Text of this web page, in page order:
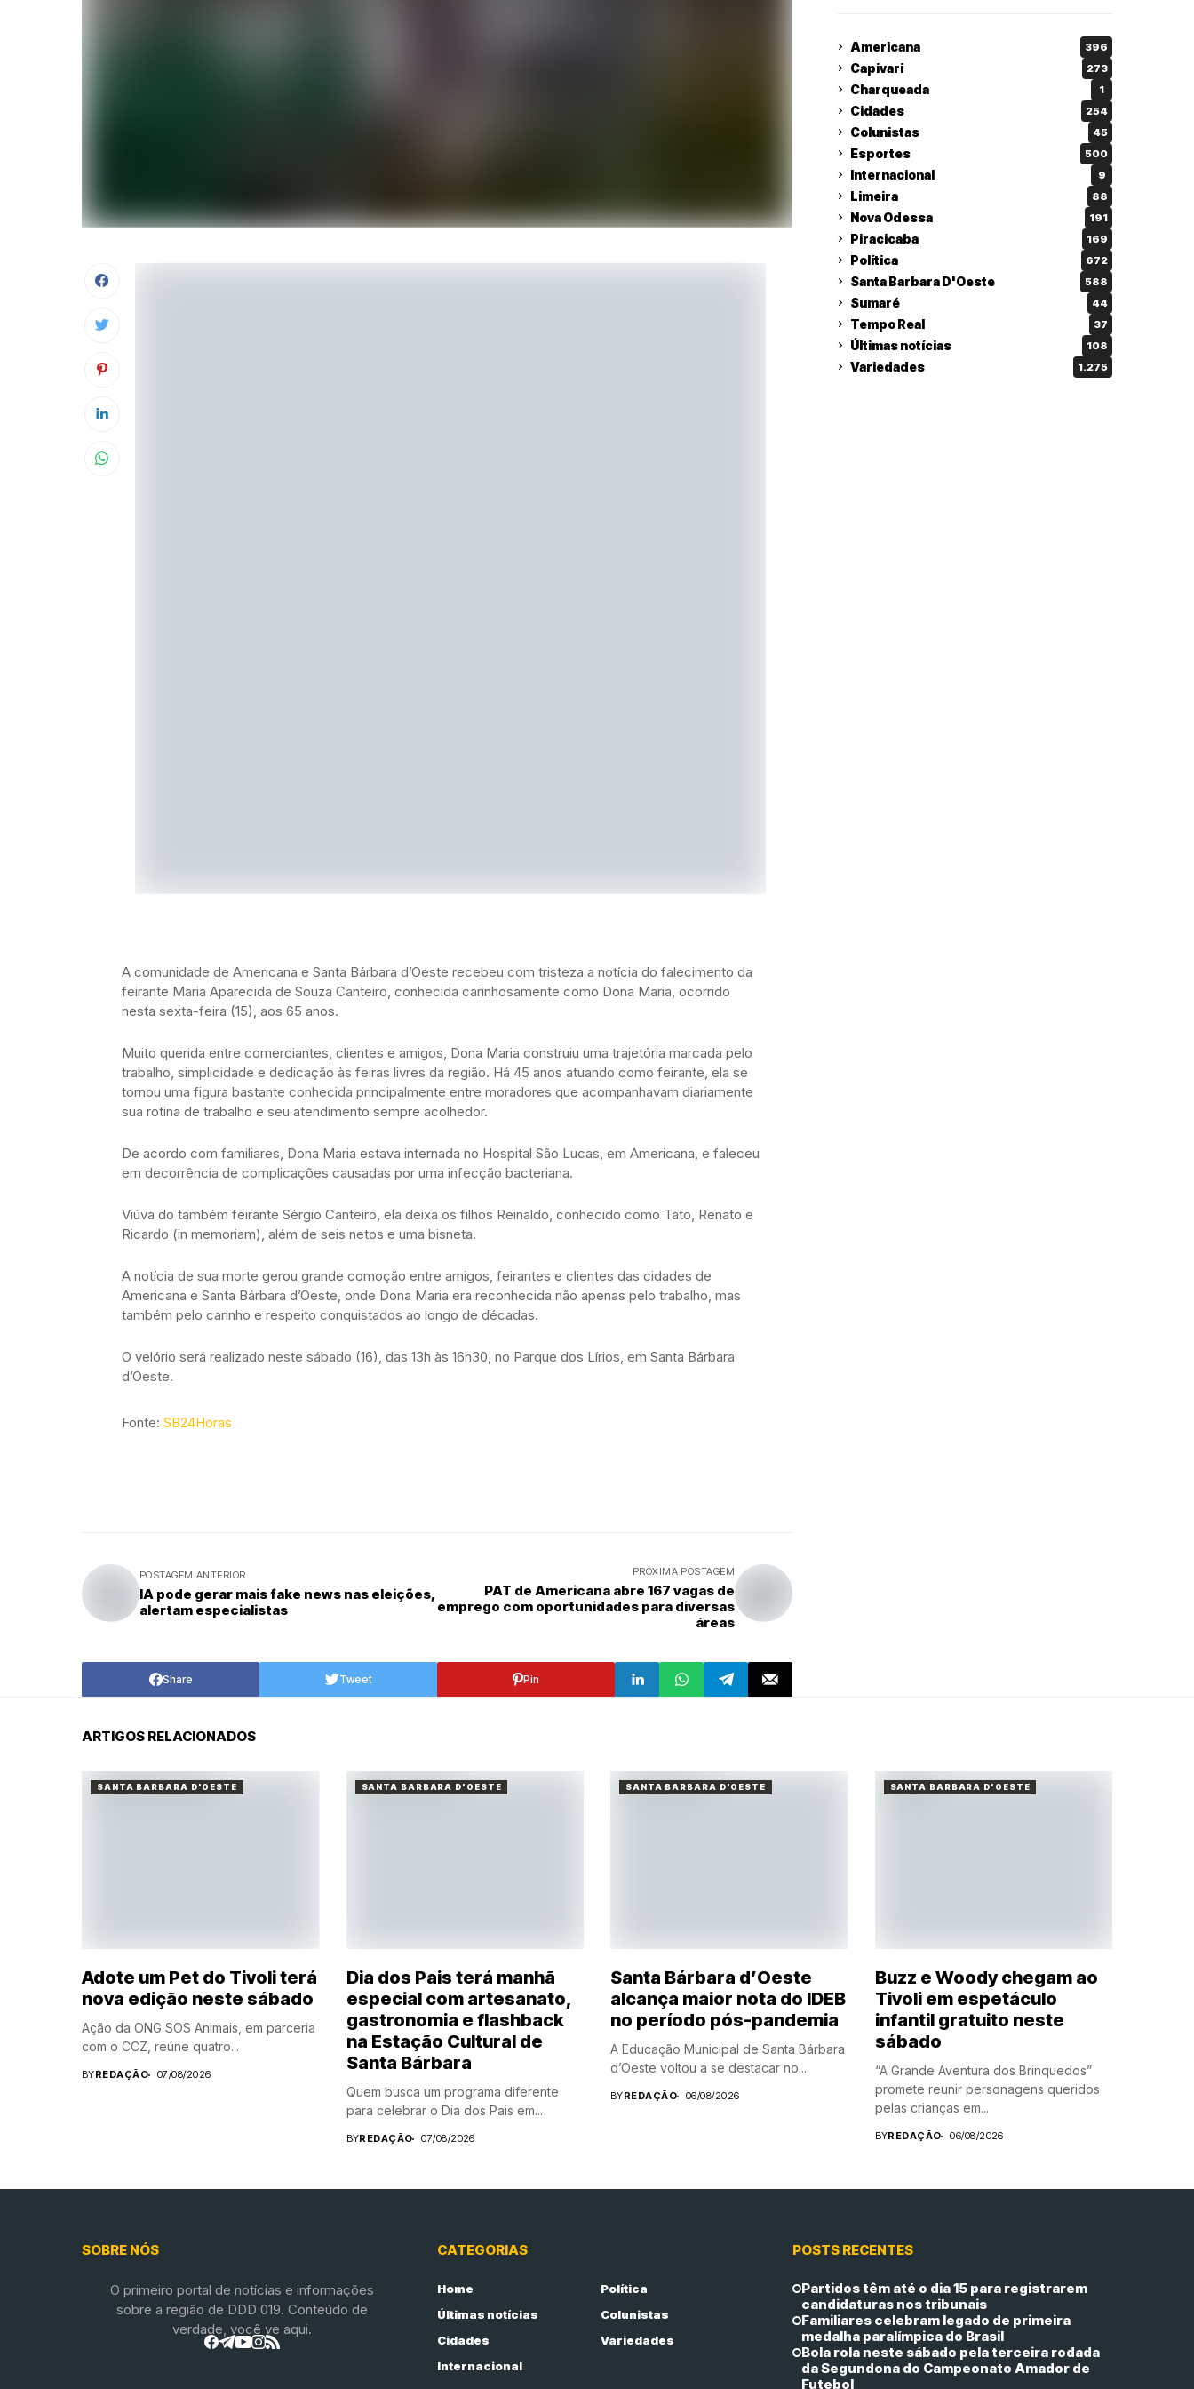
A comunidade de Americana e Santa Bárbara d’Oeste recebeu com tristeza a notícia do falecimento da
feirante Maria Aparecida de Souza Canteiro, conhecida carinhosamente como Dona Maria, ocorrido
nesta sexta-feira (15), aos 65 anos.
Muito querida entre comerciantes, clientes e amigos, Dona Maria construiu uma trajetória marcada pelo
trabalho, simplicidade e dedicação às feiras livres da região. Há 45 anos atuando como feirante, ela se
tornou uma figura bastante conhecida principalmente entre moradores que acompanhavam diariamente
sua rotina de trabalho e seu atendimento sempre acolhedor.
De acordo com familiares, Dona Maria estava internada no Hospital São Lucas, em Americana, e faleceu
em decorrência de complicações causadas por uma infecção bacteriana.
Viúva do também feirante Sérgio Canteiro, ela deixa os filhos Reinaldo, conhecido como Tato, Renato e
Ricardo (in memoriam), além de seis netos e uma bisneta.
A notícia de sua morte gerou grande comoção entre amigos, feirantes e clientes das cidades de
Americana e Santa Bárbara d’Oeste, onde Dona Maria era reconhecida não apenas pelo trabalho, mas
também pelo carinho e respeito conquistados ao longo de décadas.
O velório será realizado neste sábado (16), das 13h às 16h30, no Parque dos Lírios, em Santa Bárbara
d’Oeste.
Fonte: SB24Horas
POSTAGEM ANTERIOR
IA pode gerar mais fake news nas eleições,
alertam especialistas
PRÓXIMA POSTAGEM
PAT de Americana abre 167 vagas de
emprego com oportunidades para diversas
áreas
Share Tweet Pin
Americana 396
Capivari 273
Charqueada 1
Cidades 254
Colunistas 45
Esportes 500
Internacional 9
Limeira 88
Nova Odessa 191
Piracicaba 169
Política 672
Santa Barbara D'Oeste 588
Sumaré 44
Tempo Real 37
Últimas notícias 108
Variedades 1.275
ARTIGOS RELACIONADOS
SANTA BARBARA D'OESTE
Adote um Pet do Tivoli terá
nova edição neste sábado
Ação da ONG SOS Animais, em parceria
com o CCZ, reúne quatro...
BYREDAÇÃO 07/08/2026
SANTA BARBARA D'OESTE
Dia dos Pais terá manhã
especial com artesanato,
gastronomia e flashback
na Estação Cultural de
Santa Bárbara
Quem busca um programa diferente
para celebrar o Dia dos Pais em...
BYREDAÇÃO 07/08/2026
SANTA BARBARA D'OESTE
Santa Bárbara d’Oeste
alcança maior nota do IDEB
no período pós-pandemia
A Educação Municipal de Santa Bárbara
d’Oeste voltou a se destacar no...
BYREDAÇÃO 06/08/2026
SANTA BARBARA D'OESTE
Buzz e Woody chegam ao
Tivoli em espetáculo
infantil gratuito neste
sábado
“A Grande Aventura dos Brinquedos”
promete reunir personagens queridos
pelas crianças em...
BYREDAÇÃO 06/08/2026
SOBRE NÓS
O primeiro portal de notícias e informações
sobre a região de DDD 019. Conteúdo de
verdade, você ve aqui.
CATEGORIAS
Home
Política
Últimas notícias
Colunistas
Cidades
Variedades
Internacional
POSTS RECENTES
Partidos têm até o dia 15 para registrarem
candidaturas nos tribunais
Familiares celebram legado de primeira
medalha paralímpica do Brasil
Bola rola neste sábado pela terceira rodada
da Segundona do Campeonato Amador de
Futebol